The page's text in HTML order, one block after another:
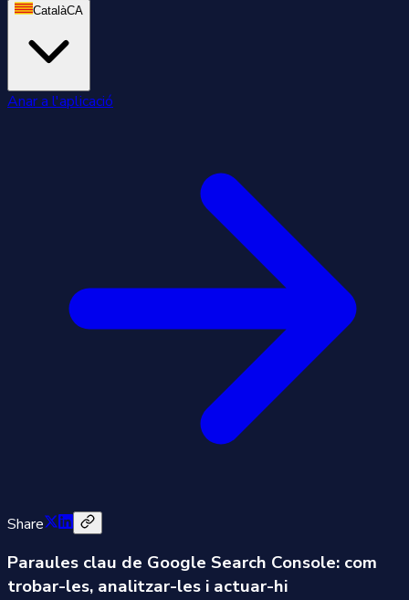
CatalàCA
Anar a l'aplicació
Share
Paraules clau de Google Search Console: com
trobar-les, analitzar-les i actuar-hi